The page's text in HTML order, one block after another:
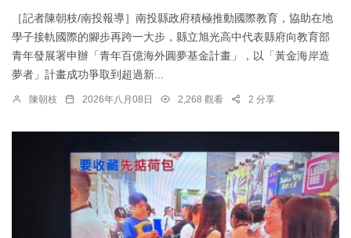
［記者陳朝枝/南投報導］南投縣政府積極推動國際教育，協助在地
學子接軌國際的腳步再跨一大步，縣立旭光高中代表縣府向教育部
青年發展署申辦「青年百億海外圓夢基金計畫」，以「黃金海岸造
夢者」計畫成功爭取到超過新...
陳朝枝 2026年八月08日 2,268 觀看 2 分享